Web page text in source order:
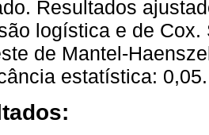
Resultados
logística e de
de Mantel-
estatística: 0,05.